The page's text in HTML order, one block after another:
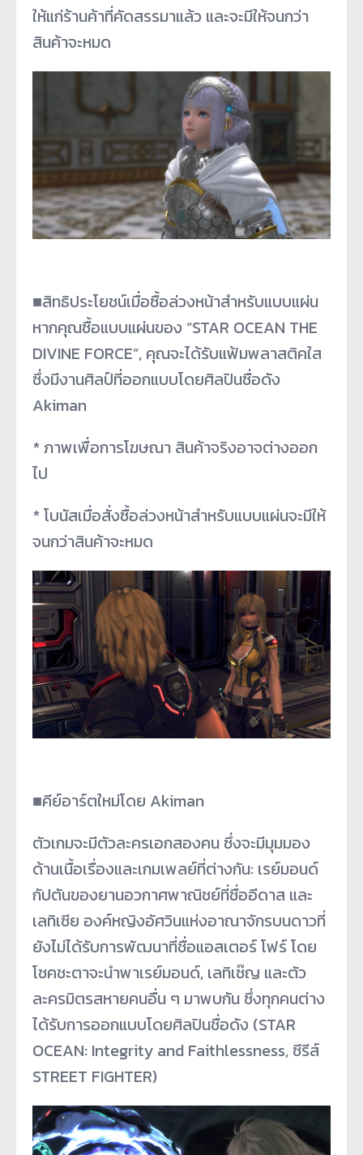
ให้แก่ร้านค้าที่คัดสรรมาแล้ว และจะมีให้จนกว่า
สินค้าจะหมด
■สิทธิประโยชน์เมื่อซื้อล่วงหน้าสำหรับแบบแผ่น
หากคุณซื้อแบบแผ่นของ “STAR OCEAN THE
DIVINE FORCE”, คุณจะได้รับแฟ้มพลาสติคใส
ซึ่งมีงานศิลป์ที่ออกแบบโดยศิลปินชื่อดัง
Akiman
* ภาพเพื่อการโฆษณา สินค้าจริงอาจต่างออก
ไป
* โบนัสเมื่อสั่งซื้อล่วงหน้าสำหรับแบบแผ่นจะมีให้
จนกว่าสินค้าจะหมด
■คีย์อาร์ตใหม่โดย Akiman
ตัวเกมจะมีตัวละครเอกสองคน ซึ่งจะมีมุมมอง
ด้านเนื้อเรื่องและเกมเพลย์ที่ต่างกัน: เรย์มอนด์
กัปตันของยานอวกาศพาณิชย์ที่ชื่ออีดาส และ
เลทิเซีย องค์หญิงอัศวินแห่งอาณาจักรบนดาวที่
ยังไม่ได้รับการพัฒนาที่ชื่อแอสเตอร์ โฟร์ โดย
โชคชะตาจะนำพาเรย์มอนด์, เลทิเซ๊ญ และตัว
ละครมิตรสหายคนอื่น ๆ มาพบกัน ซึ่งทุกคนต่าง
ได้รับการออกแบบโดยศิลปินชื่อดัง (STAR
OCEAN: Integrity and Faithlessness, ซีรีส์
STREET FIGHTER)